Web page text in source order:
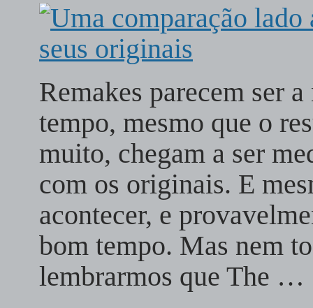
Remakes parecem ser
tempo, mesmo que o
muito, chegam a ser
com os originais. E
acontecer, e
bom tempo. Mas nem
lembrarmos que The …